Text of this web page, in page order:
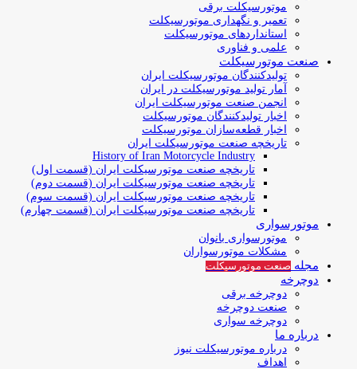
موتورسیکلت برقی
تعمیر و نگهداری موتورسیکلت
استانداردهای موتورسیکلت
علمی و فناوری
صنعت موتورسیکلت
تولیدکنندگان موتورسیکلت ایران
آمار تولید موتورسیکلت در ایران
انجمن صنعت موتورسیکلت ایران
اخبار تولیدکنندگان موتورسیکلت
اخبار قطعه‌سازان موتورسیکلت
تاریخچه صنعت موتورسیکلت ایران
History of Iran Motorcycle Industry
تاریخچه صنعت موتورسیکلت ایران (قسمت اول)
تاریخچه صنعت موتورسیکلت ایران (قسمت دوم)
تاریخچه صنعت موتورسیکلت ایران (قسمت سوم)
تاریخچه صنعت موتورسیکلت ایران (قسمت چهارم)
موتورسواری
موتورسواری بانوان
مشکلات موتورسواران
مجله صنعت موتورسیکلت
دوچرخه
دوچرخه برقی
صنعت دوچرخه
دوچرخه سواری
درباره ما
درباره موتورسیکلت نیوز
اهداف